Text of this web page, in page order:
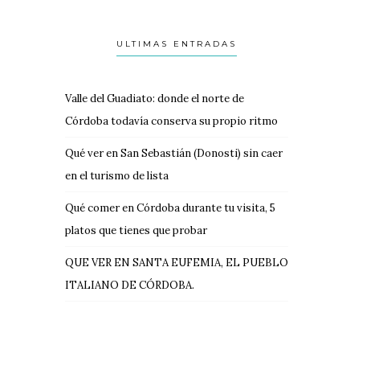
ULTIMAS ENTRADAS
Valle del Guadiato: donde el norte de
Córdoba todavía conserva su propio ritmo
Qué ver en San Sebastián (Donosti) sin caer
en el turismo de lista
Qué comer en Córdoba durante tu visita, 5
platos que tienes que probar
QUE VER EN SANTA EUFEMIA, EL PUEBLO
ITALIANO DE CÓRDOBA.